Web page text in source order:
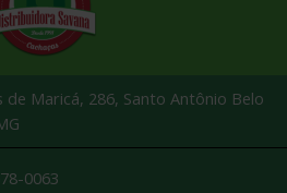
de Maricá, 286, Santo Antônio Belo
0063